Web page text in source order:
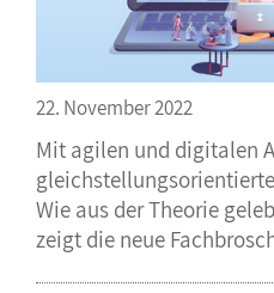
22. November 2022
Mit agilen und digitalen
Wie aus der Theorie
zeigt die neue